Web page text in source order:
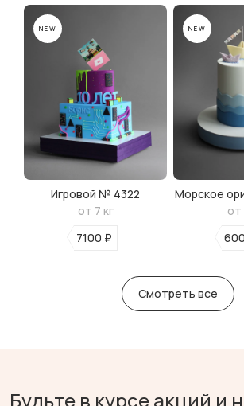
Игровой № 4322
от 7 кг
7100 ₽
NEW
Морское
от
NEW
Смотреть все
Будьте в курсе акций и